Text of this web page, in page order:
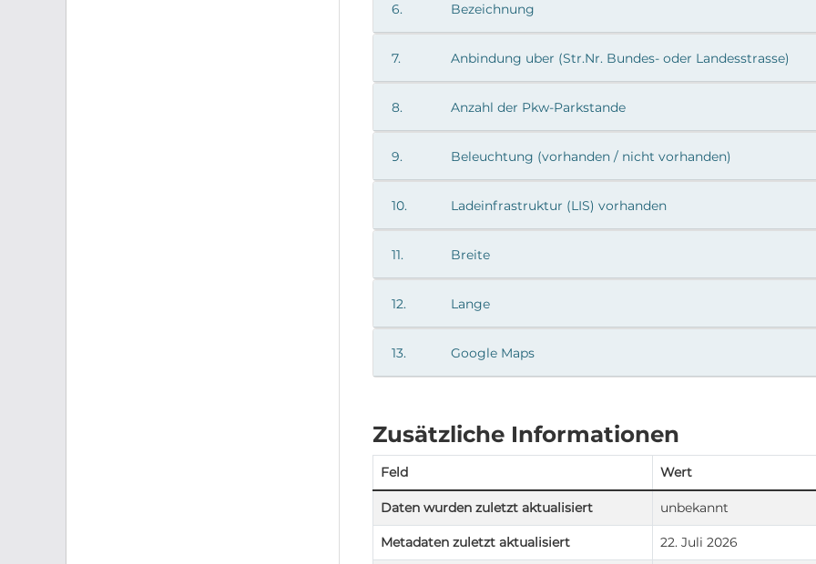
6. Bezeichnung
7. Anbindung uber (Str.Nr. Bundes- oder Landesstrasse)
8. Anzahl der Pkw-Parkstande
9. Beleuchtung (vorhanden / nicht vorhanden)
10. Ladeinfrastruktur (LIS) vorhanden
11. Breite
12. Lange
13. Google Maps
Zusätzliche Informationen
Feld Wert
Daten wurden zuletzt aktualisiert unbekannt
Metadaten zuletzt aktualisiert 22. Juli 2026